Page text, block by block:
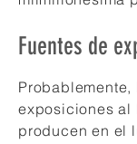
Fuentes de
Probablemente,
exposiciones al
producen en el